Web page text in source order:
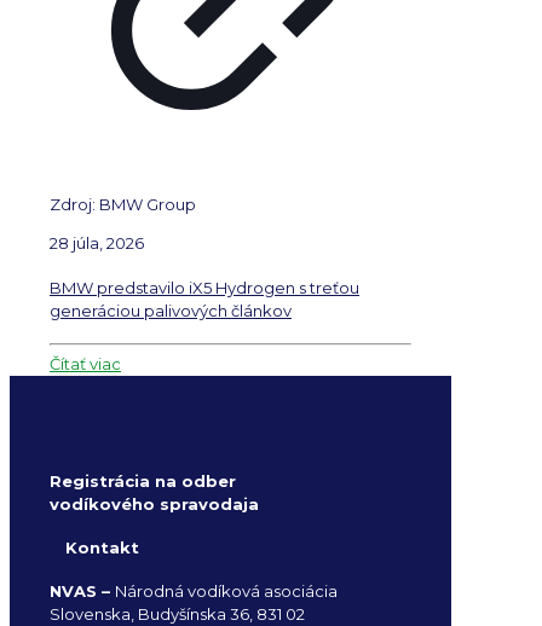
Zdroj: BMW Group
28 júla, 2026
BMW predstavilo iX5 Hydrogen s treťou
generáciou palivových článkov
Čítať viac
Registrácia na odber
vodíkového spravodaja
Kontakt
NVAS – Národná vodíková asociácia
Slovenska, Budyšínska 36, 831 02